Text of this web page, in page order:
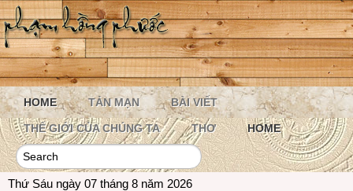
HOME TẢN MẠN BÀI VIẾT
THẾ GIỚI CỦA CHÚNG TA THƠ HOME
Thứ Sáu ngày 07 tháng 8 năm 2026